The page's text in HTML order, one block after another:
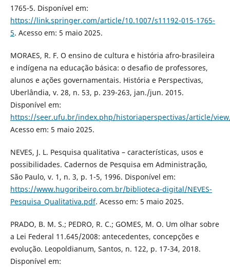
1765-5. Disponível em:
https://link.springer.com/article/10.1007/s11192-015-1765-
5. Acesso em: 5 maio 2025.
MORAES, R. F. O ensino de cultura e história afro-brasileira
e indígena na educação básica: o desafio de professores,
alunos e ações governamentais. História e Perspectivas,
Uberlândia, v. 28, n. 53, p. 239-263, jan./jun. 2015.
Disponível em:
https://seer.ufu.br/index.php/historiaperspectivas/article/
Acesso em: 5 maio 2025.
NEVES, J. L. Pesquisa qualitativa – características, usos e
possibilidades. Cadernos de Pesquisa em Administração,
São Paulo, v. 1, n. 3, p. 1-5, 1996. Disponível em:
https://www.hugoribeiro.com.br/biblioteca-digital/NEVES-
Pesquisa_Qualitativa.pdf. Acesso em: 5 maio 2025.
PRADO, B. M. S.; PEDRO, R. C.; GOMES, M. O. Um olhar sobre
a Lei Federal 11.645/2008: antecedentes, concepções e
evolução. Leopoldianum, Santos, n. 122, p. 17-34, 2018.
Disponível em: